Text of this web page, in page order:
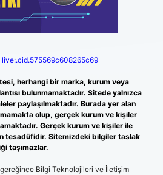
live:.cid.575569c608265c69
herhangi bir marka, kurum veya
bulunmamaktadır. Sitede yalnızca
paylaşılmaktadır. Burada yer alan
olup, gerçek kurum ve kişiler
Gerçek kurum ve kişiler ile
tesadüfidir. Sitemizdeki bilgiler taslak
taşımazlar.
gereğince Bilgi Teknolojileri ve İletişim